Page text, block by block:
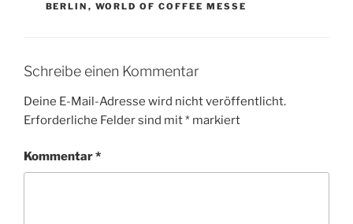
BERLIN , WORLD OF COFFEE MESSE
Schreibe einen Kommentar
Deine E-Mail-Adresse wird nicht veröffentlicht.
Erforderliche Felder sind mit* markiert
Kommentar*